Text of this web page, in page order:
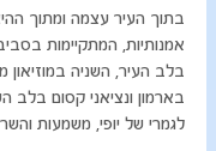
אמנותיות, המתקיימות
בלב העיר, השניה
בארמון ונציאני קסום בלב
לגמרי של יופי, משמעות